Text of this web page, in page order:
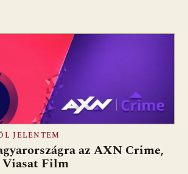
JELENTEM
az AXN Crime,
Viasat Film